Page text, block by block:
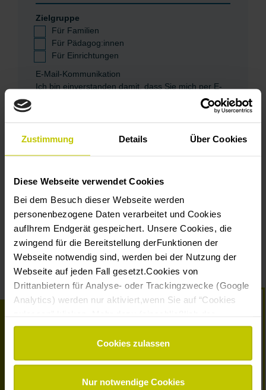
Zustimmung Details Über Cookies
Diese Webseite verwendet Cookies
Bei dem Besuch dieser Webseite werden
personenbezogene Daten verarbeitet und Cookies
aufIhrem Endgerät gespeichert. Unsere Cookies, die
zwingend für die Bereitstellung derFunktionen der
Webseite notwendig sind, werden bei der Nutzung der
Webseite auf jeden Fall gesetzt.Cookies von
Drittanbietern für Analyse- oder Trackingzwecke (Google
Analytics) werden nur aktiviert,wenn Sie auf “Cookies
Möglichkeit,die Einwilligungserklärung zu widerrufen)
erfahren Sie in unsererDatenschutzerklärung
Impressum
Cookies zulassen
Nur notwendige Cookies
Zielgruppe
Für Familien
Für Pädagog:innen
Für Einrichtungen
E-Mail-Kommunikation
Ich bin einverstanden damit, dass Sie mich per E-
Sie können sich in jedem Newsletter aus der
Empfängerliste austragen.
Plattform. Durch das „Abonnieren“ erkennen Sie
geschickt werden.Hier erfahren Sie mehr über die
Datenschutzrichtlinien von Mailchimp.
*Pflichtfelder